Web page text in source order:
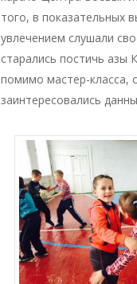
того, в показательных
увлечением слушали
старались постичь азы
помимо мастер-класса,
заинтересовались